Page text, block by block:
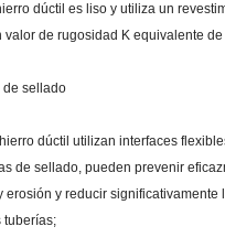
dúctil es liso y utiliza un
valor de rugosidad K equivalente
de sellado
dúctil utilizan interfaces
de sellado, pueden prevenir
erosión y reducir significativamente
tuberías;